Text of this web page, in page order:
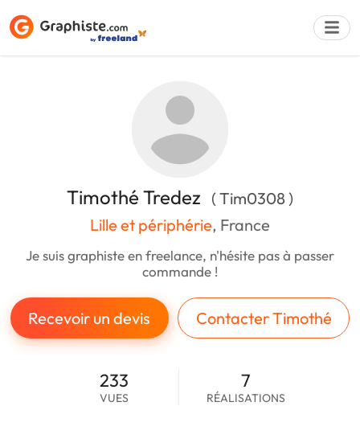
Timothé Tredez ( Tim0308 )
Lille et périphérie, France
Je suis graphiste en freelance, n'hésite pas à passer
commande !
Recevoir un devis Contacter Timothé
233
VUES
7
RÉALISATIONS